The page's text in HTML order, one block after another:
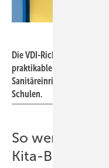
Die VDI-Richtlinie 6000
praktikable und visuell
Sanitäreinrichtungen in
Schulen.
So werden
Kita-Bad